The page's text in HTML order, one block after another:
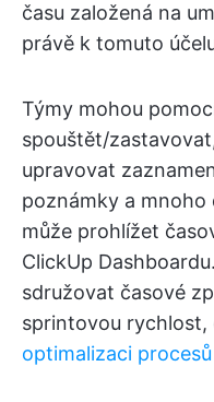
času založená na
právě k tomuto
Týmy mohou
spouštět/
upravovat
poznámky a mnoho
může prohlížet
ClickUp
sdružovat časové
sprintovou rychlost,
optimalizaci procesů